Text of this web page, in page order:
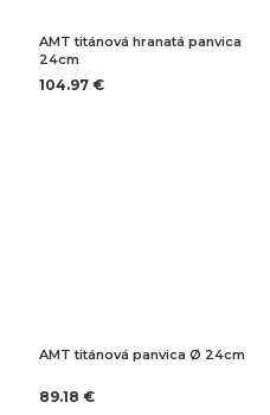
AMT titánová hranatá panvica
24cm
104.97 €
AMT titánová panvica Ø 24cm
89.18 €